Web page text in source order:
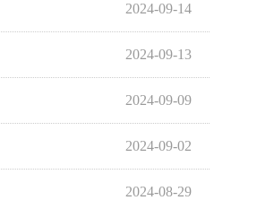
2024-09-14
2024-09-13
2024-09-09
2024-09-02
2024-08-29